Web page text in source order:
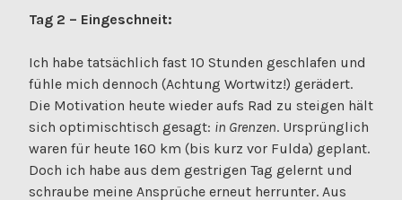
Tag 2 – Eingeschneit:
Ich habe tatsächlich fast 10 Stunden geschlafen und
fühle mich dennoch (Achtung Wortwitz!) gerädert.
Die Motivation heute wieder aufs Rad zu steigen hält
sich optimischtisch gesagt: in Grenzen. Ursprünglich
waren für heute 160 km (bis kurz vor Fulda) geplant.
Doch ich habe aus dem gestrigen Tag gelernt und
schraube meine Ansprüche erneut herrunter. Aus